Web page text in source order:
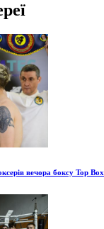
вечора боксу Top